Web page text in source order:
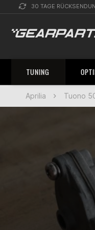
30 TAGE
TUNING
Aprilia Tuono